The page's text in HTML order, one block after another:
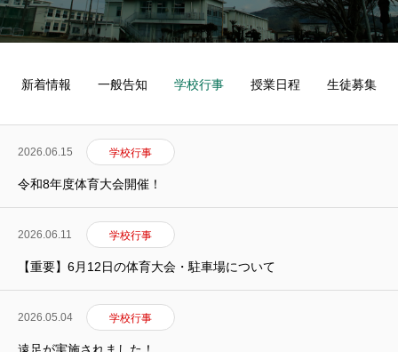
新着情報 一般告知 学校行事 授業日程 生徒募集
2026.06.15 学校行事
令和8年度体育大会開催！
2026.06.11 学校行事
【重要】6月12日の体育大会・駐車場について
2026.05.04 学校行事